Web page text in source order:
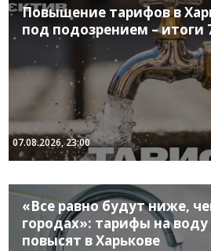
Повышение тарифов в
под подозрением – итоги
07.08.2026, 23:00
«Все равно будут ниже,
городах»: тарифы на
повысят в Харькове